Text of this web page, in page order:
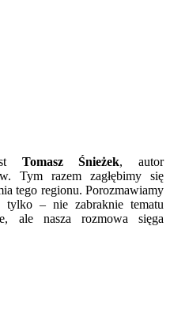
Tomasz Śnieżek, autor
Tym razem zagłębimy się
tego regionu. Porozmawiamy
– nie zabraknie tematu
ale nasza rozmowa sięga